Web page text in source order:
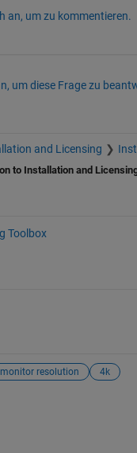
an, um zu kommentieren.
um diese Frage zu
and Licensing
to Installation and
Toolbox
monitor resolution 4k